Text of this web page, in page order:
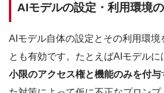
AIモデルの設定・利用環境
AIモデル自体の設定とその利用環境
とも有効です。たとえばAIモデルに
小限のアクセス権と機能のみを付与